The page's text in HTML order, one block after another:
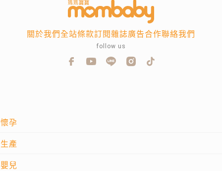
懷孕
生產
嬰兒
關於我們全站條款訂閱雜誌廣告合作聯絡我們
follow us